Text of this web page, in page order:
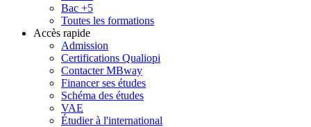
Bac +5
Toutes les formations
Accès rapide
Admission
Certifications Qualiopi
Contacter MBway
Financer ses études
Schéma des études
VAE
Étudier à l'international